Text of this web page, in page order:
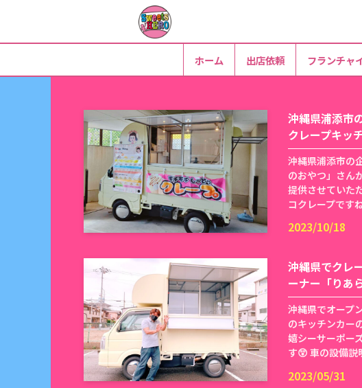
沖縄県浦添市
クレープキッ
沖縄県浦添市の
のおやつ」さん
提供させていた
コクレープです
2023/10/18
沖縄県でクレ
ーナー「りあ
沖縄県でオープ
のキッチンカー
嬉シーサーポー
す😲 車の設備説
2023/05/31
ホーム 出店依頼 フランチャ